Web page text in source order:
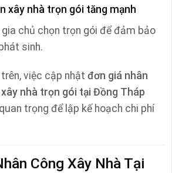
xây nhà trọn gói tăng mạnh
chủ chọn trọn gói để đảm bảo
sinh.
việc cập nhật đơn giá nhân
nhà trọn gói tại Đồng Tháp
trọng để lập kế hoạch chi phí
Công Xây Nhà Tại